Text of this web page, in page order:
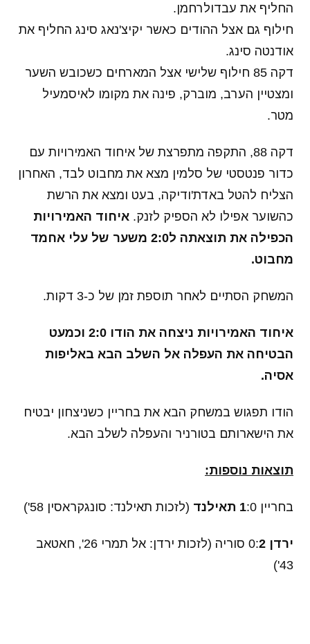
החליף את עבדולרחמן.
חילוף גם אצל ההודים כאשר יקיצ'נאג סינג החליף את
אודנטה סינג.
דקה 85 חילוף שלישי אצל המארחים כשכובש השער
ומצטיין הערב, מוברק, פינה את מקומו לאיסמעיל
מטר.
דקה 88, התקפה מתפרצת של איחוד האמירויות עם
כדור פנטסטי של סלמין מצא את מחבוט לבד, האחרון
הצליח להטל באדת'ודיקה, בעט ומצא את הרשת
כהשוער אפילו לא הספיק לזנק. איחוד האמירויות
הכפילה את תוצאתה ל2:0 משער של עלי אחמד
מחבוט.
המשחק הסתיים לאחר תוספת זמן של כ-3 דקות.
איחוד האמירויות ניצחה את הודו 2:0 וכמעט
הבטיחה את העפלה אל השלב הבא באליפות
אסיה.
הודו תפגוש במשחק הבא את בחריין כשניצחון יבטיח
את הישארותם בטורניר והעפלה לשלב הבא.
תוצאות נוספות:
בחריין 1:0 תאילנד (לזכות תאילנד: סונגקראסין 58')
ירדן 2
סוריה (לזכות ירדן: אל תמרי 26', חאטאב
43')